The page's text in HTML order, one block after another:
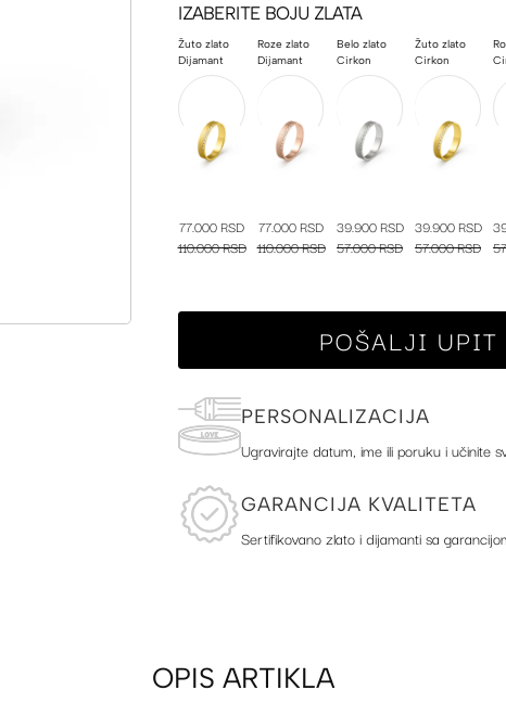
IZABERITE BOJU ZLATA
Žuto zlato
Dijamant
77.000 RSD
110.000 RSD
Roze zlato
Dijamant
77.000 RSD
110.000 RSD
Belo zlato
Cirkon
39.900 RSD
57.000 RSD
Žuto zlato
Cirkon
39.900 RSD
57.000 RSD
POŠALJI UPIT
PERSONALIZACIJA
Ugravirajte datum, ime ili poruku i učinite
GARANCIJA KVALITETA
Sertifikovano zlato i dijamanti sa
OPIS ARTIKLA